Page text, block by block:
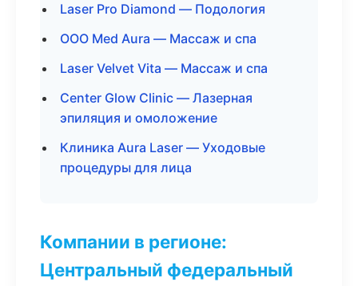
Laser Pro Diamond — Подология
ООО Med Aura — Массаж и спа
Laser Velvet Vita — Массаж и спа
Center Glow Clinic — Лазерная
эпиляция и омоложение
Клиника Aura Laser — Уходовые
процедуры для лица
Компании в регионе:
Центральный федеральный